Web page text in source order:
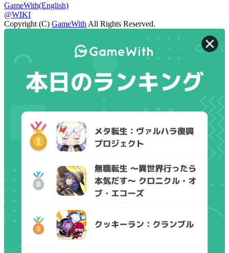
GameWith(English)
@WIKI
Copyright (C) GameWith All Rights Reserved.